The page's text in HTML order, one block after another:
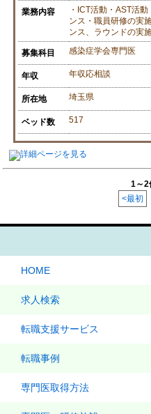
業務内容
・ICT活動・AST活
ンス・職員研修の実
ンス、ラウンドの実
募集科目 感染症学会専門医
年収 年収応相談
所在地 埼玉県
ベッド数 517
1～2
<最初
HOME
求人検索
転職支援サービス
転職事例
専門医取得方法